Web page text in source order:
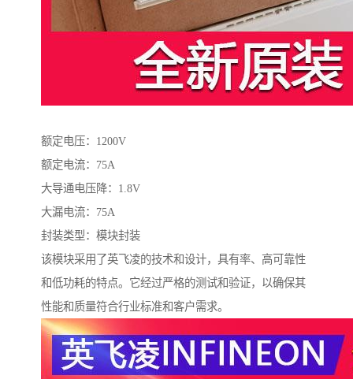
额定电压：1200V
额定电流：75A
大导通电压降：1.8V
大漏电流：75A
封装类型：模块封装
该模块采用了英飞凌的技术和设计，具有率、高可靠性
和低功耗的特点。它经过严格的测试和验证，以确保其
性能和质量符合行业标准和客户需求。